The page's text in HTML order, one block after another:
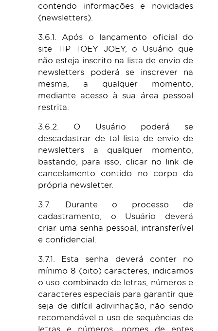
contendo informações e novidades
(newsletters).
3.6.1. Após o lançamento oficial do
site TIP TOEY JOEY, o Usuário que
não esteja inscrito na lista de envio de
newsletters poderá se inscrever na
mesma, a qualquer momento,
mediante acesso à sua área pessoal
restrita.
3.6.2. O Usuário poderá se
descadastrar de tal lista de envio de
newsletters a qualquer momento,
bastando, para isso, clicar no link de
cancelamento contido no corpo da
própria newsletter.
3.7. Durante o processo de
cadastramento, o Usuário deverá
criar uma senha pessoal, intransferível
e confidencial.
3.7.1. Esta senha deverá conter no
mínimo 8 (oito) caracteres, indicamos
o uso combinado de letras, números e
caracteres especiais para garantir que
seja de difícil adivinhação, não sendo
recomendável o uso de sequências de
letras e números, nomes de entes